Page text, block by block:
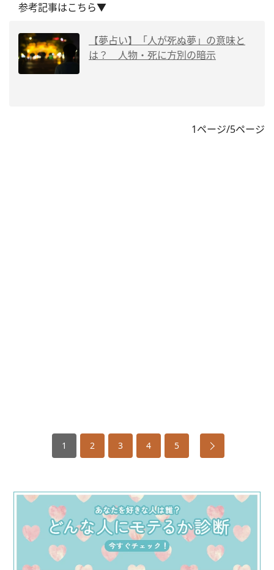
参考記事はこちら▼
【夢占い】「人が死ぬ夢」の意味と
は？ 人物・死に方別の暗示
1ページ/5ページ
1 2 3 4 5